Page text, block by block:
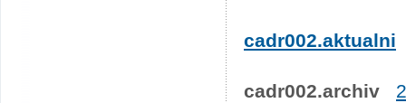
cadr002.aktualni
cadr002.archiv